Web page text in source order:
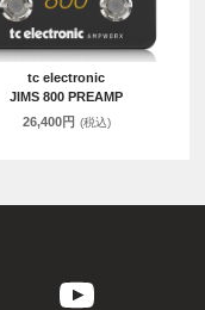
tc electronic
JIMS 800 PREAMP
26,400円 (税込)